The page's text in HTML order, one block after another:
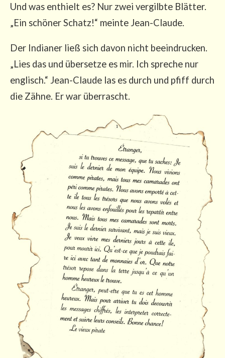
Und was ent­hielt es? Nur zwei ver­gilb­te Blät­ter.
„Ein schö­ner Schatz!“ mein­te Jean-Claude.
Der India­ner ließ sich davon nicht beein­dru­cken.
„Lies das und über­set­ze es mir. Ich spre­che nur
eng­lisch.“ Jean-Clau­de las es durch und pfiff durch
die Zäh­ne. Er war überrascht.